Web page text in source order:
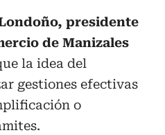
presidente
de Manizales
la idea del
gestiones efectivas
o